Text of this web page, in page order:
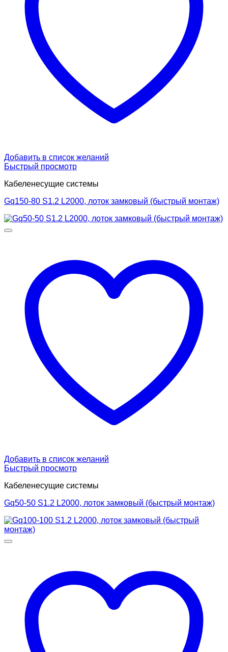
Добавить в список желаний
Быстрый просмотр
Кабеленесущие системы
Gq150-80 S1.2 L2000, лоток замковый (быстрый монтаж)
Добавить в список желаний
Быстрый просмотр
Кабеленесущие системы
Gq50-50 S1.2 L2000, лоток замковый (быстрый монтаж)